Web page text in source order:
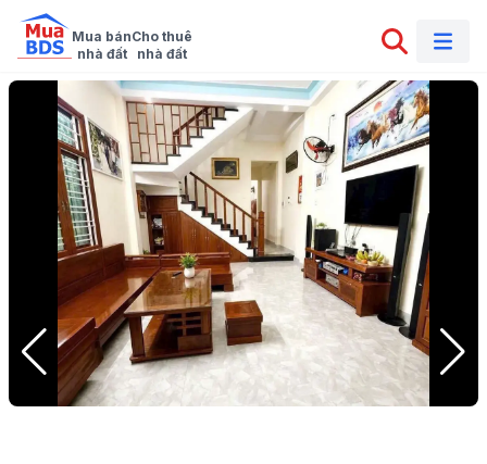
Mua bán
nhà đất
Cho thuê
nhà đất